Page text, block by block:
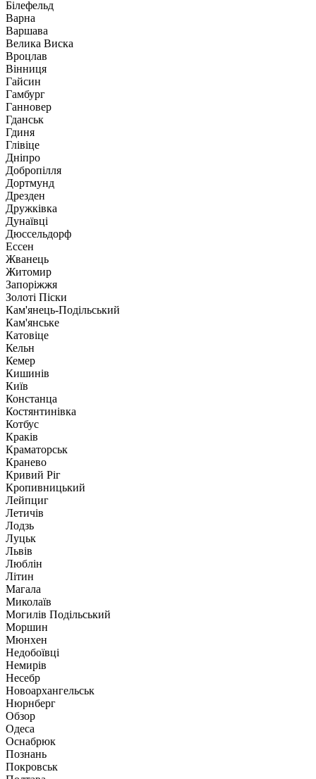
Білефельд
Варна
Варшава
Велика Виска
Вроцлав
Вінниця
Гайсин
Гамбург
Ганновер
Гданськ
Гдиня
Глівіце
Дніпро
Добропілля
Дортмунд
Дрезден
Дружківка
Дунаївці
Дюссельдорф
Ессен
Жванець
Житомир
Запоріжжя
Золоті Піски
Кам'янець-Подільський
Кам'янське
Катовіце
Кельн
Кемер
Кишинів
Київ
Констанца
Костянтинівка
Котбус
Краків
Краматорськ
Кранево
Кривий Ріг
Кропивницький
Лейпциг
Летичів
Лодзь
Луцьк
Львів
Люблін
Літин
Магала
Миколаїв
Могилів Подільський
Моршин
Мюнхен
Недобоївці
Немирів
Несебр
Новоархангельськ
Нюрнберг
Обзор
Одеса
Оснабрюк
Познань
Покровськ